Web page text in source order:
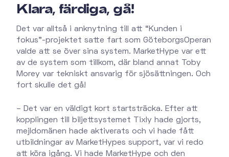
Klara, färdiga, gå!
Det var alltså i anknytning till att “Kunden i
fokus”-projektet satte fart som GöteborgsOperan
valde att se över sina system. MarketHype var ett
av de system som tillkom, där bland annat Toby
Morey var tekniskt ansvarig för sjösättningen. Och
fort skulle det gå!
– Det var en väldigt kort startsträcka. Efter att
kopplingen till biljettsystemet Tixly hade gjorts,
mejldomänen hade aktiverats och vi hade fått
utbildningar av MarketHypes support, var vi redo
att köra igång. Vi hade MarketHype och den